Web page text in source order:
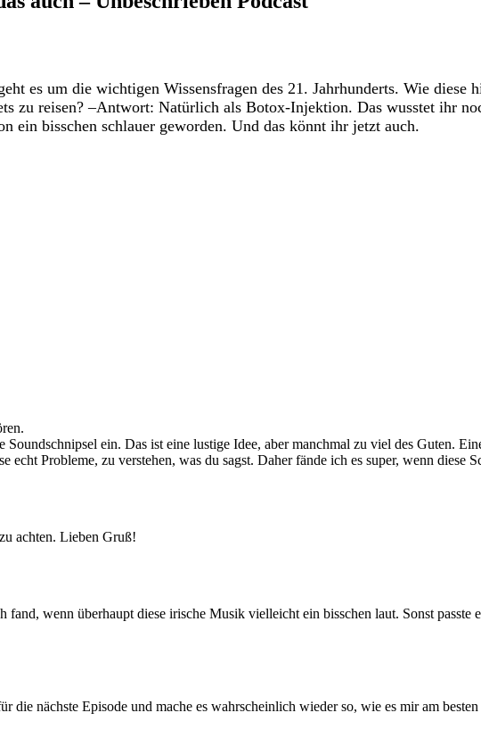
es um die wichtigen Wissensfragen des 21. Jahrhunderts. Wie diese
zu reisen? –Antwort: Natürlich als Botox-Injektion. Das wusstet ihr
ein bisschen schlauer geworden. Und das könnt ihr jetzt auch.
ein. Das ist eine lustige Idee, aber manchmal zu viel des Guten.
Probleme, zu verstehen, was du sagst. Daher fände ich es super, wenn diese
achten. Lieben Gruß!
fand, wenn überhaupt diese irische Musik vielleicht ein bisschen laut. Sonst
nächste Episode und mache es wahrscheinlich wieder so, wie es mir am